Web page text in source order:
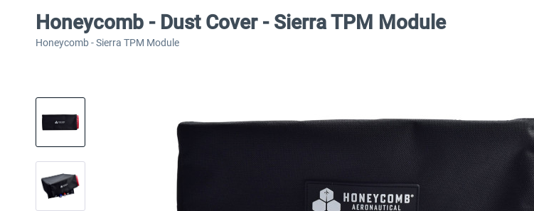
Honeycomb - Dust Cover - Sierra TPM Module
Honeycomb - Sierra TPM Module